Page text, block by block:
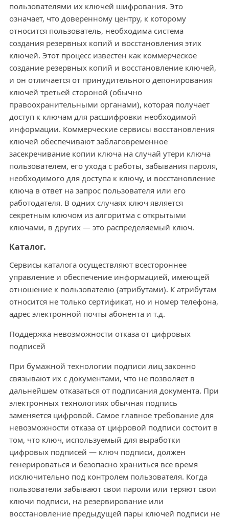
пользователями их ключей шифрования. Это
означает, что доверенному центру, к которому
относится пользователь, необходима система
создания резервных копий и восстановления этих
ключей. Этот процесс известен как коммерческое
создание резервных копий и восстановление ключей,
и он отличается от принудительного депонирования
ключей третьей стороной (обычно
правоохранительными органами), которая получает
доступ к ключам для расшифровки необходимой
информации. Коммерческие сервисы восстановления
ключей обеспечивают заблаговременное
засекречивание копии ключа на случай утери ключа
пользователем, его ухода с работы, забывания пароля,
необходимого для доступа к ключу, и восстановление
ключа в ответ на запрос пользователя или его
работодателя. В одних случаях ключ является
секретным ключом из алгоритма с открытыми
ключами, в других — это распределяемый ключ.
Каталог.
Сервисы каталога осуществляют всестороннее
управление и обеспечение информацией, имеющей
отношение к пользователю (атрибутами). К атрибутам
относится не только сертификат, но и номер телефона,
адрес электронной почты абонента и т.д.
Поддержка невозможности отказа от цифровых
подписей
При бумажной технологии подписи лиц законно
связывают их с документами, что не позволяет в
дальнейшем отказаться от подписания документа. При
электронных технологиях обычная подпись
заменяется цифровой. Самое главное требование для
невозможности отказа от цифровой подписи состоит в
том, что ключ, используемый для выработки
цифровых подписей — ключ подписи, должен
генерироваться и безопасно храниться все время
исключительно под контролем пользователя. Когда
пользователи забывают свои пароли или теряют свои
ключи подписи, на резервирование или
восстановление предыдущей пары ключей подписи не